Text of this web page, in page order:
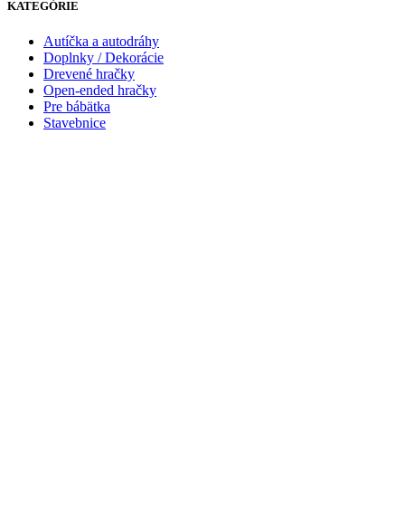
KATEGÓRIE
Autíčka a autodráhy
Doplnky / Dekorácie
Drevené hračky
Open-ended hračky
Pre bábätka
Stavebnice